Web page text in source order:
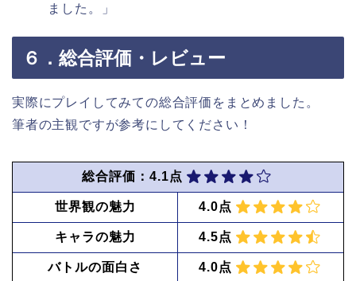
ました。」
６．総合評価・レビュー
実際にプレイしてみての総合評価をまとめました。
筆者の主観ですが参考にしてください！
総合評価：4.1点
世界観の魅力 4.0点
キャラの魅力 4.5点
バトルの面白さ 4.0点